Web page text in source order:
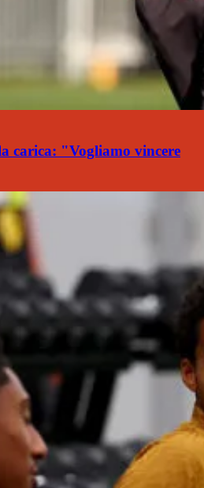
carica: "Vogliamo vincere